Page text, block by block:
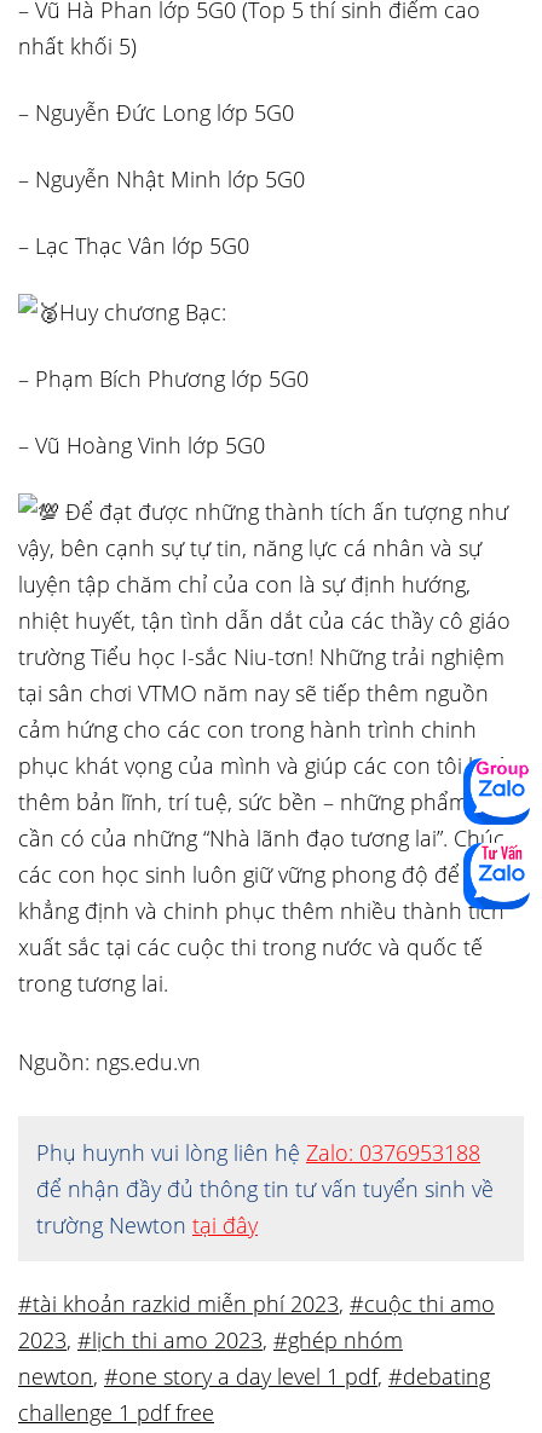
– Vũ Hà Phan lớp 5G0 (Top 5 thí sinh điểm cao
nhất khối 5)
– Nguyễn Đức Long lớp 5G0
– Nguyễn Nhật Minh lớp 5G0
– Lạc Thạc Vân lớp 5G0
Huy chương Bạc:
– Phạm Bích Phương lớp 5G0
– Vũ Hoàng Vinh lớp 5G0
Để đạt được những thành tích ấn tượng như
vậy, bên cạnh sự tự tin, năng lực cá nhân và sự
luyện tập chăm chỉ của con là sự định hướng,
nhiệt huyết, tận tình dẫn dắt của các thầy cô giáo
trường Tiểu học I-sắc Niu-tơn! Những trải nghiệm
tại sân chơi VTMO năm nay sẽ tiếp thêm nguồn
cảm hứng cho các con trong hành trình chinh
phục khát vọng của mình và giúp các con tôi luyện
thêm bản lĩnh, trí tuệ, sức bền – những phẩm chất
cần có của những “Nhà lãnh đạo tương lai”. Chúc
các con học sinh luôn giữ vững phong độ để
khẳng định và chinh phục thêm nhiều thành tích
xuất sắc tại các cuộc thi trong nước và quốc tế
trong tương lai.
Nguồn: ngs.edu.vn
Phụ huynh vui lòng liên hệ Zalo: 0376953188
để nhận đầy đủ thông tin tư vấn tuyển sinh về
trường Newton tại đây
#tài khoản razkid miễn phí 2023, #cuộc thi amo
2023, #lịch thi amo 2023, #ghép nhóm
newton, #one story a day level 1 pdf, #debating
challenge 1 pdf free